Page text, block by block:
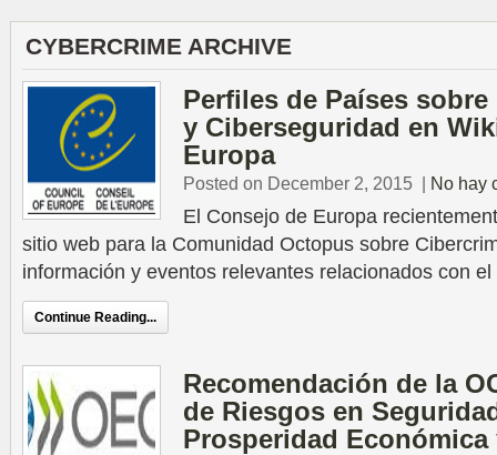
CYBERCRIME ARCHIVE
Perfiles de Países
y Ciberseguridad en
Europa
Posted on December 2, 2015 | No hay
El Consejo de Europa
sitio web para la Comunidad Octopus sobre
información y eventos relevantes relacionados con
Continue Reading...
Recomendación de la
de Riesgos en
Prosperidad Económica